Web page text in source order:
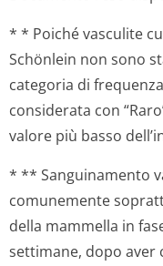
* * Poiché vasculite
Schönlein non sono
categoria di
considerata con
valore più basso
* ** Sanguinamento
comunemente
della mammella in
settimane, dopo aver